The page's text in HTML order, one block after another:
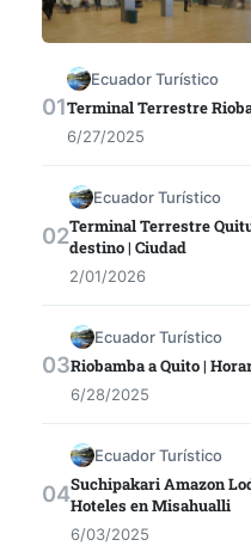
Ecuador Turístico
Terminal Terrestre
6/27/2025
Ecuador Turístico
Terminal Terrestre
destino | Ciudad
2/01/2026
Ecuador Turístico
Riobamba a Quito |
6/28/2025
Ecuador Turístico
Suchipakari Amazon
Hoteles en Misahualli
6/03/2025